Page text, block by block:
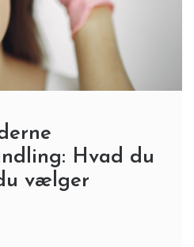
Hvad du
vælger